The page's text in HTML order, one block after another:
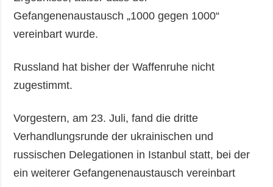
Gefangenenaustausch „1000 gegen 1000“
vereinbart wurde.
Russland hat bisher der Waffenruhe nicht
zugestimmt.
Vorgestern, am 23. Juli, fand die dritte
Verhandlungsrunde der ukrainischen und
russischen Delegationen in Istanbul statt, bei der
ein weiterer Gefangenenaustausch vereinbart